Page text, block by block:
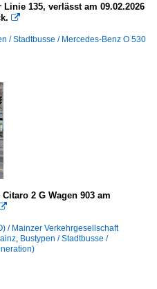
135, verlässt am 09.02.2026

/ Stadtbusse / Mercedes-Benz O 530
2 G Wagen 903 am
/ Mainzer Verkehrgesellschaft
, Bustypen / Stadtbusse /